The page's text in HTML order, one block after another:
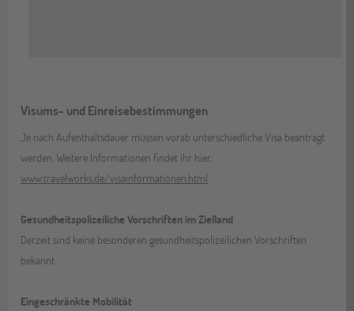
Visums- und Einreisebestimmungen
Je nach Aufenthaltsdauer müssen vorab unterschiedliche Visa beantragt
werden. Weitere Informationen findet ihr hier:
www.travelworks.de/visainformationen.html
Gesundheitspolizeiliche Vorschriften im Zielland
Derzeit sind keine besonderen gesundheitspolizeilichen Vorschriften
bekannt.
Eingeschränkte Mobilität